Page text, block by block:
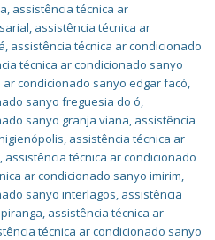
, assistência técnica ar
, assistência técnica ar
, assistência técnica ar condicionado
técnica ar condicionado sanyo
ar condicionado sanyo edgar facó,
sanyo freguesia do ó,
sanyo granja viana, assistência
, assistência técnica ar
, assistência técnica ar condicionado
ar condicionado sanyo imirim,
sanyo interlagos, assistência
, assistência técnica ar
técnica ar condicionado sanyo